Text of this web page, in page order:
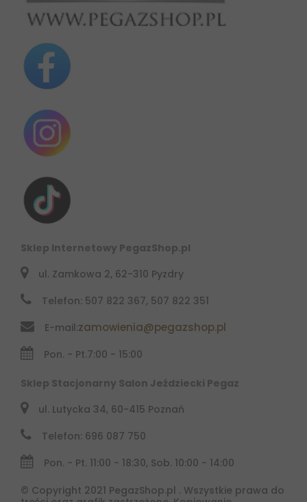
Sklep Internetowy PegazShop.pl
ul. Zamkowa 2, 62-310 Pyzdry
Telefon: 507 822 367, 507 822 351
E-mail:zamowienia@pegazshop.pl
Pon. - Pt.7:00 - 15:00
Sklep Stacjonarny Salon Jeździecki Pegaz
ul. Lutycka 34, 60-415 Poznań
Telefon: 696 087 750
Pon. - Pt. 11:00 - 18:30, Sob. 10:00 - 14:00
© Copyright 2021 PegazShop.pl . Wszystkie prawa do